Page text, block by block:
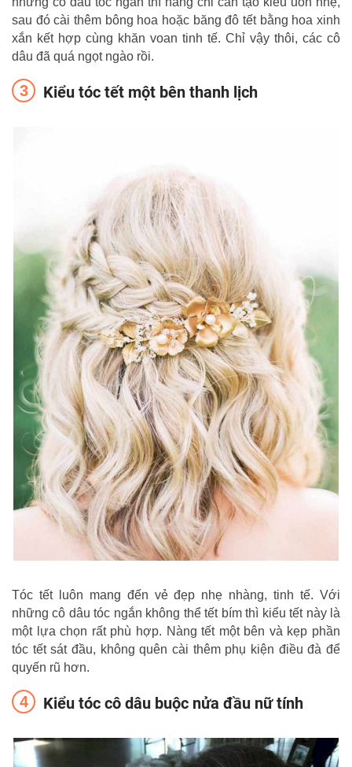
sau đó cài thêm bông hoa hoặc băng đô tết bằng hoa xinh
xắn kết hợp cùng khăn voan tinh tế. Chỉ vậy thôi, các cô
dâu đã quá ngọt ngào rồi.
Kiểu tóc tết một bên thanh lịch
Tóc tết luôn mang đến vẻ đẹp nhẹ nhàng, tinh tế. Với
những cô dâu tóc ngắn không thể tết bím thì kiểu tết này là
một lựa chọn rất phù hợp. Nàng tết một bên và kẹp phần
tóc tết sát đầu, không quên cài thêm phụ kiện điều đà để
quyến rũ hơn.
Kiểu tóc cô dâu buộc nửa đầu nữ tính